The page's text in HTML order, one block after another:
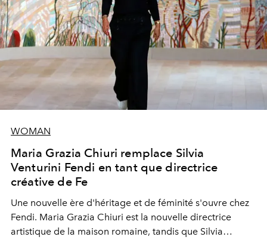
WOMAN
Maria Grazia Chiuri remplace Silvia
Venturini Fendi en tant que directrice
créative de Fe
Une nouvelle ère d'héritage et de féminité s'ouvre chez
Fendi. Maria Grazia Chiuri est la nouvelle directrice
artistique de la maison romaine, tandis que Silvia